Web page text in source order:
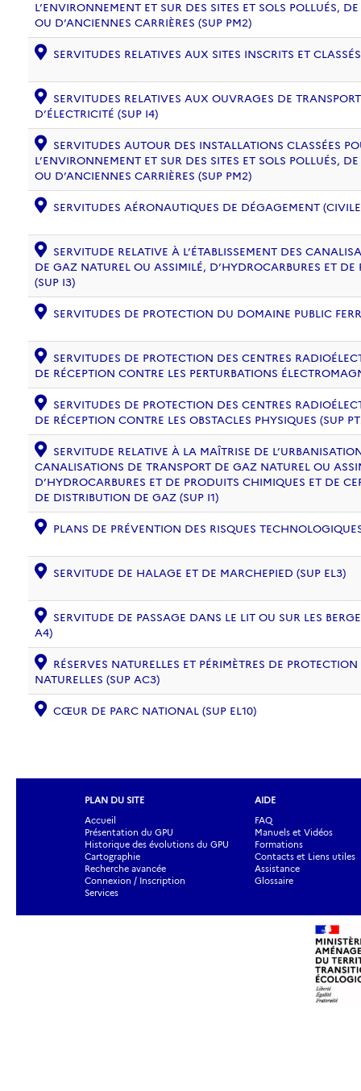
L’ENVIRONNEMENT ET SUR DES SITES ET SOLS POLLUÉS,
OU D’ANCIENNES CARRIÈRES (SUP PM2)
SERVITUDES RELATIVES AUX SITES INSCRITS ET
SERVITUDES RELATIVES AUX OUVRAGES DE
D’ÉLECTRICITÉ (SUP I4)
SERVITUDES AUTOUR DES INSTALLATIONS CLASSÉES
L’ENVIRONNEMENT ET SUR DES SITES ET SOLS POLLUÉS,
OU D’ANCIENNES CARRIÈRES (SUP PM2)
SERVITUDES AÉRONAUTIQUES DE DÉGAGEMENT
SERVITUDE RELATIVE À L’ÉTABLISSEMENT DES
DE GAZ NATUREL OU ASSIMILÉ, D’HYDROCARBURES ET
(SUP I3)
SERVITUDES DE PROTECTION DU DOMAINE PUBLIC
SERVITUDES DE PROTECTION DES CENTRES
DE RÉCEPTION CONTRE LES PERTURBATIONS
SERVITUDES DE PROTECTION DES CENTRES
DE RÉCEPTION CONTRE LES OBSTACLES PHYSIQUES (SUP
SERVITUDE RELATIVE À LA MAÎTRISE DE
CANALISATIONS DE TRANSPORT DE GAZ NATUREL OU
D’HYDROCARBURES ET DE PRODUITS CHIMIQUES ET DE
DE DISTRIBUTION DE GAZ (SUP I1)
PLANS DE PRÉVENTION DES RISQUES
SERVITUDE DE HALAGE ET DE MARCHEPIED (SUP EL3)
SERVITUDE DE PASSAGE DANS LE LIT OU SUR LES
A4)
RÉSERVES NATURELLES ET PÉRIMÈTRES DE
NATURELLES (SUP AC3)
CŒUR DE PARC NATIONAL (SUP EL10)
PLAN DU SITE
Accueil
Présentation du GPU
Historique des évolutions du GPU
Cartographie
Recherche avancée
Connexion / Inscription
Services
AIDE
FAQ
Manuels et Vidéos
Formations
Contacts et Liens utiles
Assistance
Glossaire